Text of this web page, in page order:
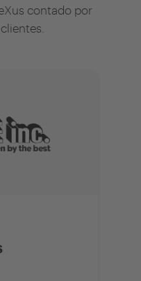
contado por